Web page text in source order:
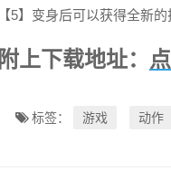
【5】变身后可以获得全新
附上下载地址：
标签： 游戏 动作